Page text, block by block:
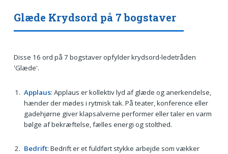
Glæde Krydsord på 7 bogstaver
Disse 16 ord på 7 bogstaver opfylder krydsord-ledetråden
'Glæde'.
Applaus: Applaus er kollektiv lyd af glæde og anerkendelse,
hænder der mødes i rytmisk tak. På teater, konference eller
gadehjørne giver klapsalverne performer eller taler en varm
bølge af bekræftelse, fælles energi og stolthed.
Bedrift: Bedrift er et fuldført stykke arbejde som vækker